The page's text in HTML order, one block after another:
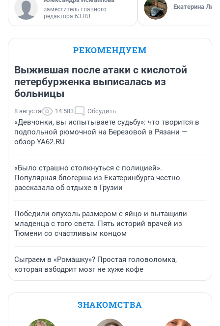
заместитель главного
редактора 63.RU
Екатерина
РЕКОМЕНДУЕМ
Выжившая после атаки с кислотой
петербурженка выписалась из
больницы
8 августа 14 583 Обсудить
«Девчонки, вы испытываете судьбу»: что творится в
подпольной рюмочной на Березовой в Рязани —
обзор YA62.RU
«Было страшно столкнуться с полицией».
Популярная блогерша из Екатеринбурга честно
рассказала об отдыхе в Грузии
Победили опухоль размером с яйцо и вытащили
младенца с того света. Пять историй врачей из
Тюмени со счастливым концом
Сыграем в «Ромашку»? Простая головоломка,
которая взбодрит мозг не хуже кофе
ЗНАКОМСТВА